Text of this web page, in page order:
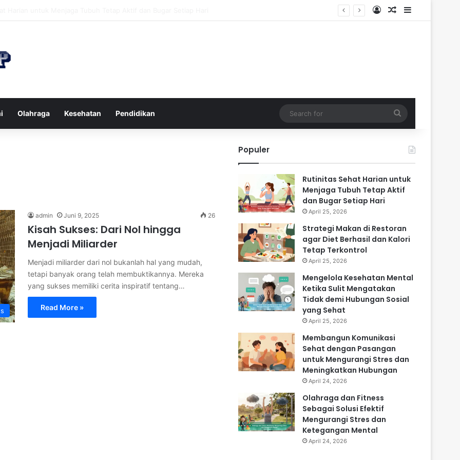
Log InRandom Article
Sidebar
Olahraga Kesehatan Pendidikan
for
admin Juni 9, 2025 26
Kisah Sukses: Dari Nol hingga
Menjadi Miliarder
Menjadi miliarder dari nol bukanlah hal yang mudah,
tetapi banyak orang telah membuktikannya. Mereka
yang sukses memiliki cerita inspiratif tentang…
Read More »
Populer
Rutinitas Sehat Harian untuk
Menjaga Tubuh Tetap Aktif
dan Bugar Setiap Hari
April 25, 2026
Strategi Makan di Restoran
agar Diet Berhasil dan Kalori
Tetap Terkontrol
April 25, 2026
Mengelola Kesehatan Mental
Ketika Sulit Mengatakan
Tidak demi Hubungan Sosial
yang Sehat
April 25, 2026
Membangun Komunikasi
Sehat dengan Pasangan
untuk Mengurangi Stres dan
Meningkatkan Hubungan
April 24, 2026
Olahraga dan Fitness
Sebagai Solusi Efektif
Mengurangi Stres dan
Ketegangan Mental
April 24, 2026